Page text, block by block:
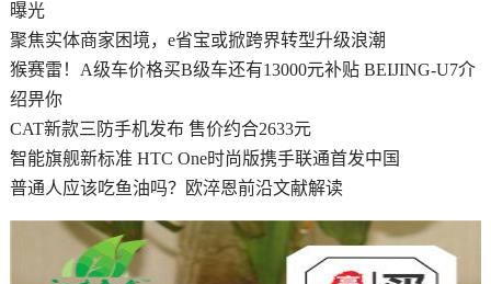
曝光
聚焦实体商家困境，e省宝或掀跨界转型升级浪潮
​猴赛雷！A级车价格买B级车还有13000元补贴 BEIJING-U7介
绍畀你
CAT新款三防手机发布 售价约合2633元
智能旗舰新标准 HTC One时尚版携手联通首发中国
普通人应该吃鱼油吗？欧淬恩前沿文献解读